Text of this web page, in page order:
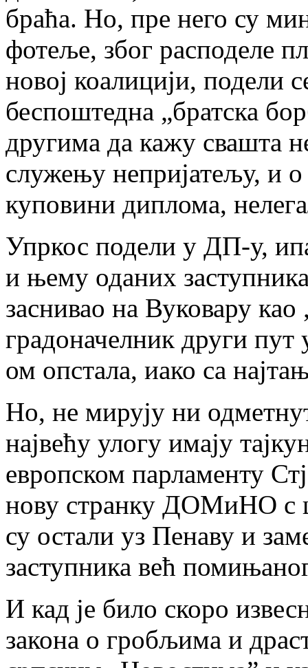
браћа. Но, пре него су
фотеље, због расподеле
новој коалицији,
беспоштедна „братска
другима да кажу свашта
служењу непријатељу, и
куповини диплома,
Упркос подели у ДП-у,
и њему оданих
заснивао на Вуковару као
градоначелник други
ом опстала, иако са
Но, не мирују ни
највећу улогу имају
европском парламенту
нову странку ДОМиНО с
су остали уз Пенаву и
заступника већ
И кад је било скоро
закона о гробљима и